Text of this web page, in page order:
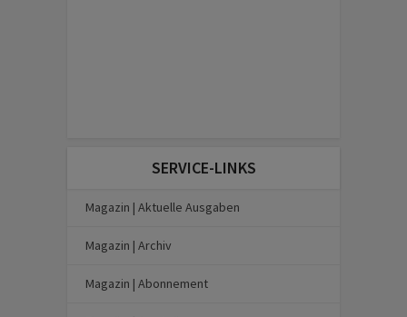
SERVICE-LINKS
Magazin | Aktuelle Ausgaben
Magazin | Archiv
Magazin | Abonnement